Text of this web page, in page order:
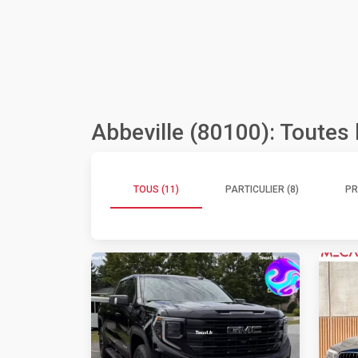
Abbeville (80100): Toutes
TOUS (11) PARTICULIER (8)